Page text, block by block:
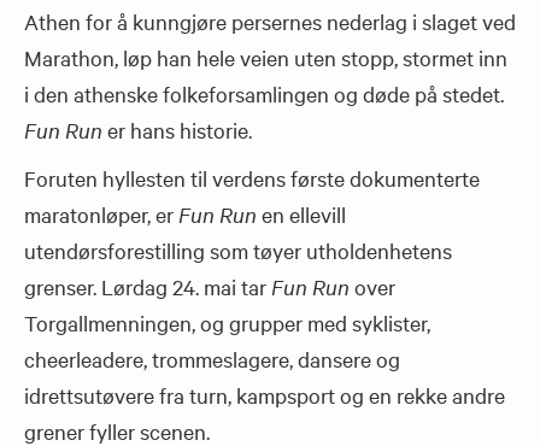
Athen for å kunngjøre persernes nederlag i slaget ved
Marathon, løp han hele veien uten stopp, stormet inn
i den athenske folkeforsamlingen og døde på stedet.
Fun Run er hans historie.
Foruten hyllesten til verdens første dokumenterte
maratonløper, er Fun Run en ellevill
utendørsforestilling som tøyer utholdenhetens
grenser. Lørdag 24. mai tar Fun Run over
Torgallmenningen, og grupper med syklister,
cheerleadere, trommeslagere, dansere og
idrettsutøvere fra turn, kampsport og en rekke andre
grener fyller scenen.